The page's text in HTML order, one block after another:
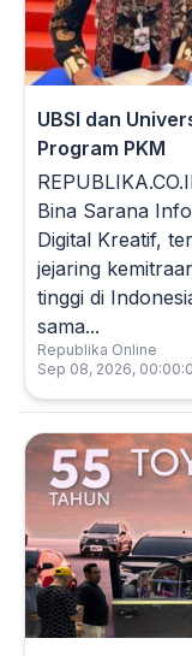
UBSI dan
Program PKM
Bina Sarana
Digital Kreatif,
jejaring
tinggi di
sama...
Republika Online
Sep 08, 2026,